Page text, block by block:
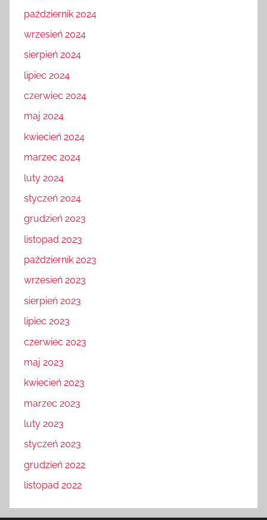
październik 2024
wrzesień 2024
sierpień 2024
lipiec 2024
czerwiec 2024
maj 2024
kwiecień 2024
marzec 2024
luty 2024
styczeń 2024
grudzień 2023
listopad 2023
październik 2023
wrzesień 2023
sierpień 2023
lipiec 2023
czerwiec 2023
maj 2023
kwiecień 2023
marzec 2023
luty 2023
styczeń 2023
grudzień 2022
listopad 2022